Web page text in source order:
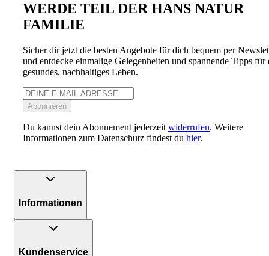
WERDE TEIL DER HANS NATUR
FAMILIE
Sicher dir jetzt die besten Angebote für dich bequem per
und entdecke einmalige Gelegenheiten und spannende Tipps für
gesundes, nachhaltiges Leben.
Abonnieren
Du kannst dein Abonnement jederzeit widerrufen. Weitere
Informationen zum Datenschutz findest du hier.
Informationen
Kundenservice